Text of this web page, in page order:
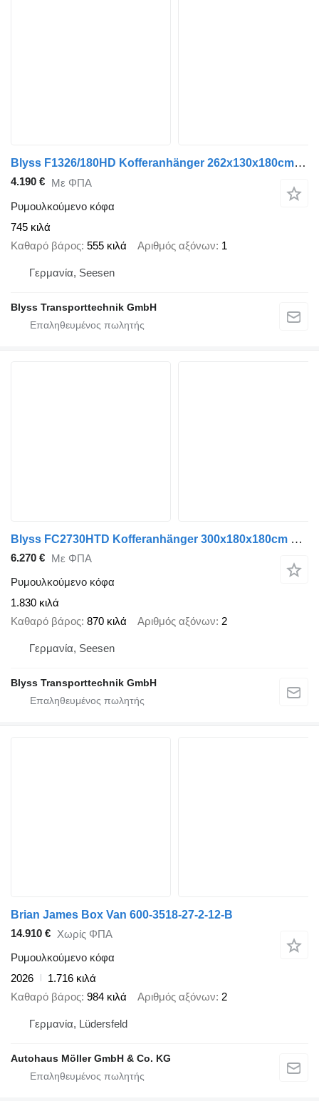
Blyss F1326/180HD Kofferanhänger 262x130x180cm 1300kg zGG
4.190 € Με ΦΠΑ
Ρυμουλκούμενο κόφα
745 κιλά
Καθαρό βάρος 555 κιλά Αριθμός αξόνων 1
Γερμανία, Seesen
Blyss Transporttechnik GmbH
Blyss FC2730HTD Kofferanhänger 300x180x180cm 2700kg zGG
6.270 € Με ΦΠΑ
Ρυμουλκούμενο κόφα
1.830 κιλά
Καθαρό βάρος 870 κιλά Αριθμός αξόνων 2
Γερμανία, Seesen
Blyss Transporttechnik GmbH
Brian James Box Van 600-3518-27-2-12-B
14.910 € Χωρίς ΦΠΑ
Ρυμουλκούμενο κόφα
2026
1.716 κιλά
Καθαρό βάρος 984 κιλά Αριθμός αξόνων 2
Γερμανία, Lüdersfeld
Autohaus Möller GmbH & Co. KG